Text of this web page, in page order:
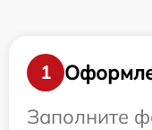
1
Заполните